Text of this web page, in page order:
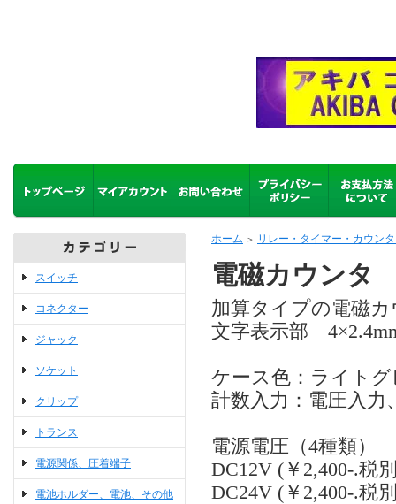
スイッチ
コネクター
ジャック
ソケット
クリップ
トランス
電源関係、圧着端子
電池ホルダー、電池、その他
ホーム ＞ リレー・タイマー・カウン
電磁カウン
加算タイプの電磁
文字表示部
ケース色：ライトグ
計数入力：電圧入
電源電圧（4種類）
DC12V (￥2,400-.税
DC24V (￥2,400-.税